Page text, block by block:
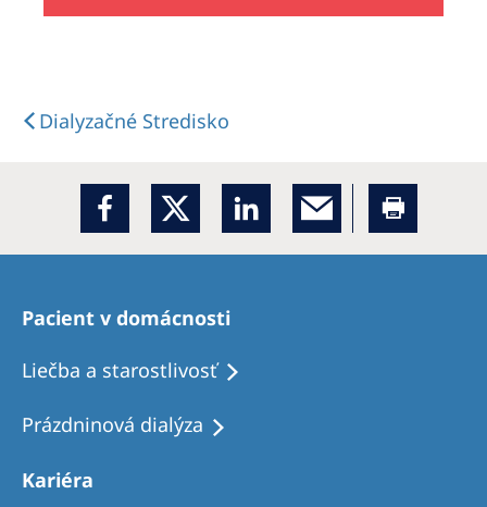
Dialyzačné Stredisko
Pacient v domácnosti
Liečba a starostlivosť
Prázdninová dialýza
Kariéra